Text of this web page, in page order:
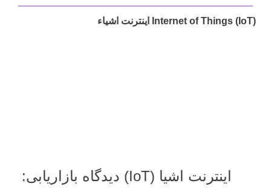
Internet of Things (IoT) اینترنت اشیاء
اینترنت اشیا (IoT) دیدگاه بازاریابی: